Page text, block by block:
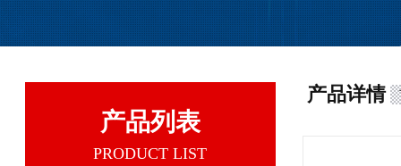
产品详情
产品列表
PRODUCT LIST